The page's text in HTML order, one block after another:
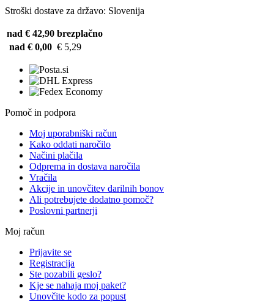
Stroški dostave za državo: Slovenija
nad € 42,90 brezplačno
nad € 0,00 € 5,29
Pomoč in podpora
Moj uporabniški račun
Kako oddati naročilo
Načini plačila
Odprema in dostava naročila
Vračila
Akcije in unovčitev darilnih bonov
Ali potrebujete dodatno pomoč?
Poslovni partnerji
Moj račun
Prijavite se
Registracija
Ste pozabili geslo?
Kje se nahaja moj paket?
Unovčite kodo za popust